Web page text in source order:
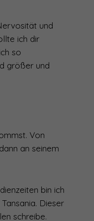
IM RAMPENLICHT
TOLLER SPRECHER WIRST
und
ich dir
so
größer und
Von
an seinem
bin ich
Dieser
schreibe.